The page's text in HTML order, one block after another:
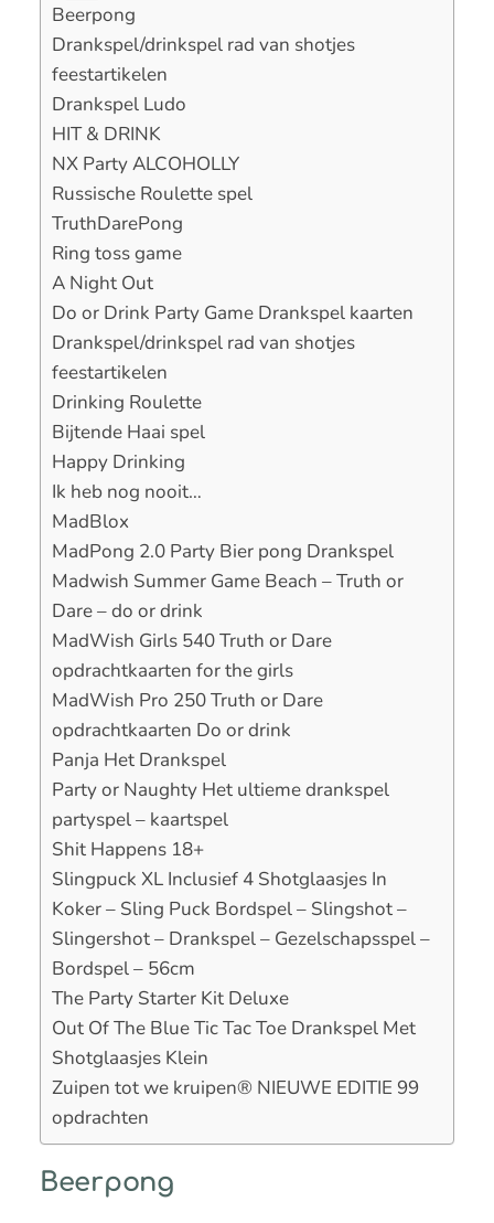
Beerpong
Drankspel/drinkspel rad van shotjes
feestartikelen
Drankspel Ludo
HIT & DRINK
NX Party ALCOHOLLY
Russische Roulette spel
TruthDarePong
Ring toss game
A Night Out
Do or Drink Party Game Drankspel kaarten
Drankspel/drinkspel rad van shotjes
feestartikelen
Drinking Roulette
Bijtende Haai spel
Happy Drinking
Ik heb nog nooit…
MadBlox
MadPong 2.0 Party Bier pong Drankspel
Madwish Summer Game Beach – Truth or
Dare – do or drink
MadWish Girls 540 Truth or Dare
opdrachtkaarten for the girls
MadWish Pro 250 Truth or Dare
opdrachtkaarten Do or drink
Panja Het Drankspel
Party or Naughty Het ultieme drankspel
partyspel – kaartspel
Shit Happens 18+
Slingpuck XL Inclusief 4 Shotglaasjes In
Koker – Sling Puck Bordspel – Slingshot –
Slingershot – Drankspel – Gezelschapsspel –
Bordspel – 56cm
The Party Starter Kit Deluxe
Out Of The Blue Tic Tac Toe Drankspel Met
Shotglaasjes Klein
Zuipen tot we kruipen® NIEUWE EDITIE 99
opdrachten
Beerpong